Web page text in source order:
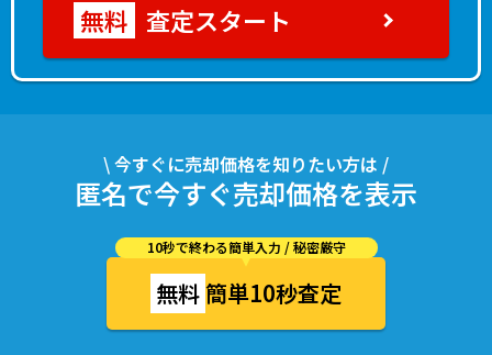
査定スタート
\ 今すぐに売却価格を知りたい方は /
匿名で今すぐ売却価格を表示
10秒で終わる簡単入力 / 秘密厳守
無料簡単10秒査定